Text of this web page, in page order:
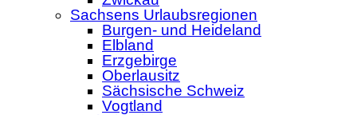
Sachsens Urlaubsregionen
Burgen- und Heideland
Elbland
Erzgebirge
Oberlausitz
Sächsische Schweiz
Vogtland